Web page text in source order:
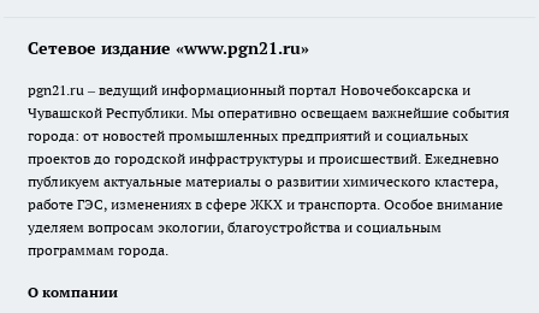
Сетевое издание «www.pgn21.ru»
pgn21.ru – ведущий информационный портал Новочебоксарска и
Чувашской Республики. Мы оперативно освещаем важнейшие события
города: от новостей промышленных предприятий и социальных
проектов до городской инфраструктуры и происшествий. Ежедневно
публикуем актуальные материалы о развитии химического кластера,
работе ГЭС, изменениях в сфере ЖКХ и транспорта. Особое внимание
уделяем вопросам экологии, благоустройства и социальным
программам города.
О компании